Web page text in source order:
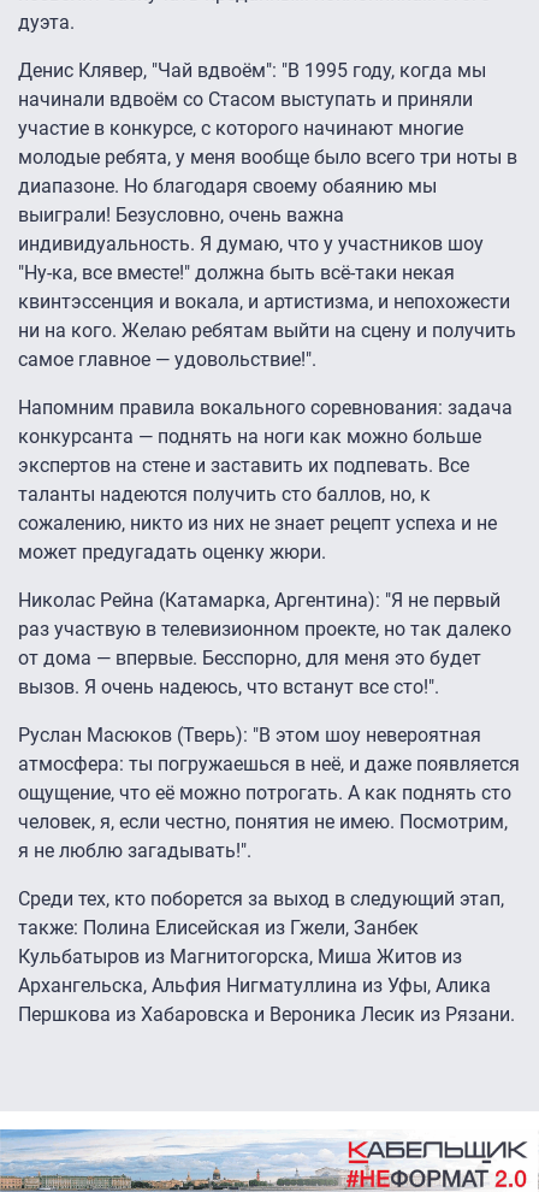
дуэта.
Денис Клявер, "Чай вдвоём": "В 1995 году, когда мы
начинали вдвоём со Стасом выступать и приняли
участие в конкурсе, с которого начинают многие
молодые ребята, у меня вообще было всего три ноты в
диапазоне. Но благодаря своему обаянию мы
выиграли! Безусловно, очень важна
индивидуальность. Я думаю, что у участников шоу
"Ну-ка, все вместе!" должна быть всё-таки некая
квинтэссенция и вокала, и артистизма, и непохожести
ни на кого. Желаю ребятам выйти на сцену и получить
самое главное — удовольствие!".
Напомним правила вокального соревнования: задача
конкурсанта — поднять на ноги как можно больше
экспертов на стене и заставить их подпевать. Все
таланты надеются получить сто баллов, но, к
сожалению, никто из них не знает рецепт успеха и не
может предугадать оценку жюри.
Николас Рейна (Катамарка, Аргентина): "Я не первый
раз участвую в телевизионном проекте, но так далеко
от дома — впервые. Бесспорно, для меня это будет
вызов. Я очень надеюсь, что встанут все сто!".
Руслан Масюков (Тверь): "В этом шоу невероятная
атмосфера: ты погружаешься в неё, и даже появляется
ощущение, что её можно потрогать. А как поднять сто
человек, я, если честно, понятия не имею. Посмотрим,
я не люблю загадывать!".
Среди тех, кто поборется за выход в следующий этап,
также: Полина Елисейская из Гжели, Занбек
Кульбатыров из Магнитогорска, Миша Житов из
Архангельска, Альфия Нигматуллина из Уфы, Алика
Першкова из Хабаровска и Вероника Лесик из Рязани.